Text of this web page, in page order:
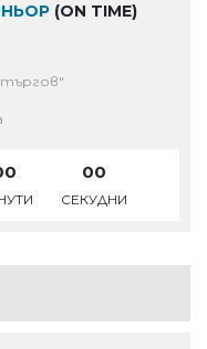
(ON TIME)
00
СЕКУДНИ